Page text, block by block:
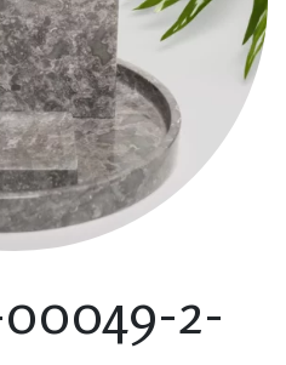
2-